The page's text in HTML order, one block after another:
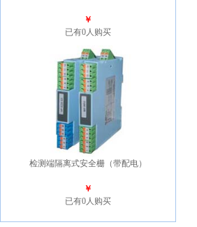
￥
已有0人购买
检测端隔离式安全栅（带配电）
￥
已有0人购买